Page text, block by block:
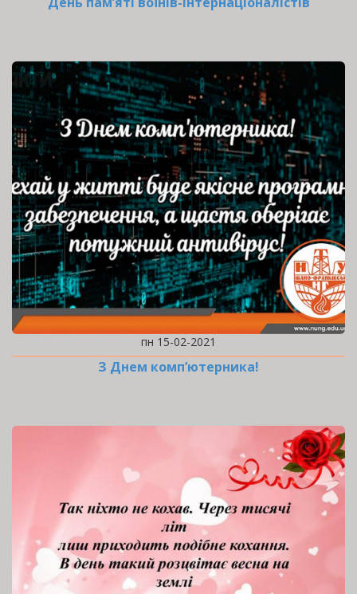
пн 15-02-2021
З Днем комп’ютерника!